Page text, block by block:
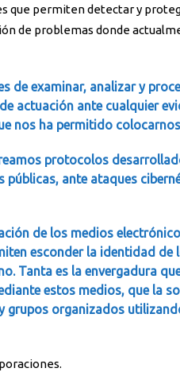
que permiten detectar y
de problemas donde
de examinar, analizar y
actuación ante cualquier
nos ha permitido
protocolos
ante ataques
de los medios
esconder la identidad de
Tanta es la envergadura
estos medios, que la
grupos organizados